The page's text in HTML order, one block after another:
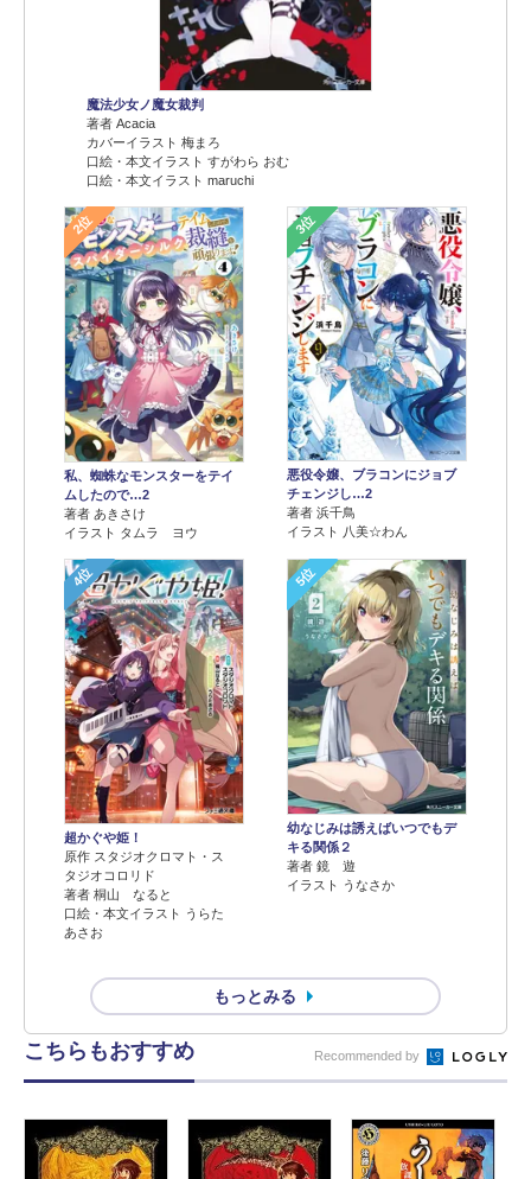
魔法少女ノ魔女裁判
著者 Acacia
カバーイラスト 梅まろ
口絵・本文イラスト すがわら おむ
口絵・本文イラスト maruchi
2位
私、蜘蛛なモンスターをテイ
ムしたので…2
著者 あきさけ
イラスト タムラ ヨウ
3位
悪役令嬢、ブラコンにジョブ
チェンジし…2
著者 浜千鳥
イラスト 八美☆わん
4位
超かぐや姫！
原作 スタジオクロマト・ス
タジオコロリド
著者 桐山 なると
口絵・本文イラスト うらた
あさお
5位
幼なじみは誘えばいつでもデ
キる関係２
著者 鏡 遊
イラスト うなさか
もっとみる
こちらもおすすめ Recommended by